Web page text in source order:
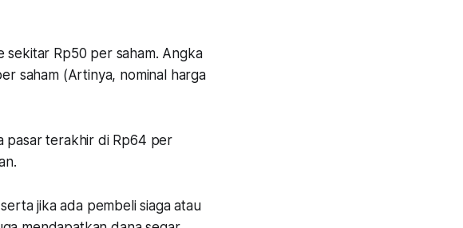
sekitar Rp50 per saham. Angka
saham (Artinya, nominal harga
pasar terakhir di Rp64 per
jika ada pembeli siaga atau